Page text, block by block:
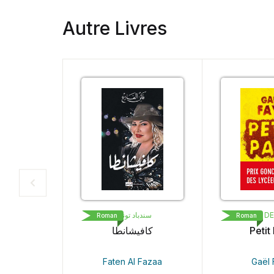
Autre Livres
سندباد تونس
كافيشانطا
Faten Al Fazaa
Roman LIVRE DE
Petit Pays
Gaël Faye
Roman